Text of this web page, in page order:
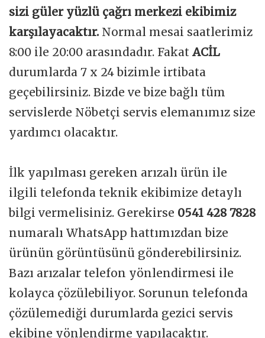
sizi güler yüzlü çağrı merkezi ekibimiz
karşılayacaktır. Normal mesai saatlerimiz
8:00 ile 20:00 arasındadır. Fakat ACİL
durumlarda 7 x 24 bizimle irtibata
geçebilirsiniz. Bizde ve bize bağlı tüm
servislerde Nöbetçi servis elemanımız size
yardımcı olacaktır.
İlk yapılması gereken arızalı ürün ile
ilgili telefonda teknik ekibimize detaylı
bilgi vermelisiniz. Gerekirse 0541 428 7828
numaralı WhatsApp hattımızdan bize
ürünün görüntüsünü gönderebilirsiniz.
Bazı arızalar telefon yönlendirmesi ile
kolayca çözülebiliyor. Sorunun telefonda
çözülemediği durumlarda gezici servis
ekibine yönlendirme yapılacaktır.